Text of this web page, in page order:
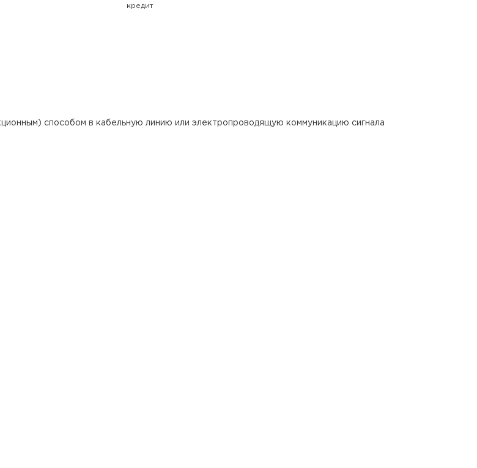
кредит
способом в кабельную линию или электропроводящую коммуникацию сигнала